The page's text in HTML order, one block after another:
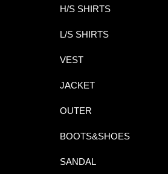
H/S SHIRTS
L/S SHIRTS
VEST
JACKET
OUTER
BOOTS&SHOES
SANDAL